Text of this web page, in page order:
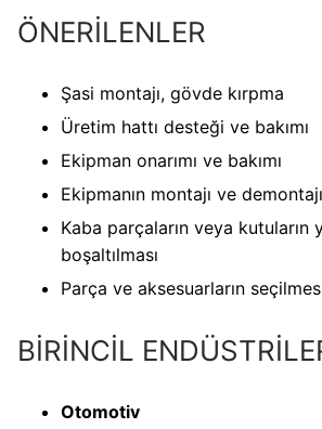
ÖNERİLENLER
Şasi montajı, gövde kırpma
Üretim hattı desteği ve bakımı
Ekipman onarımı ve bakımı
Ekipmanın montajı ve demontajı
Kaba parçaların veya kutuların
boşaltılması
Parça ve aksesuarların
BİRİNCİL
Otomotiv